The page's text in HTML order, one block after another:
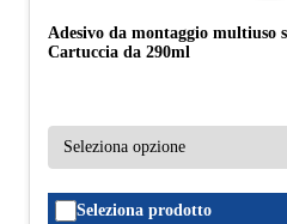
Adesivo da montaggio multiuso
Cartuccia da 290ml
Seleziona prodotto